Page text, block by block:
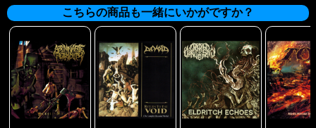
こちらの商品も一緒にいかがですか？